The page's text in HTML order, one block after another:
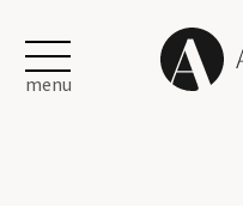
menu